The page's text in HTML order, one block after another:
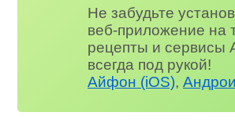
Не забудьте
веб-приложение на
рецепты и сервисы
всегда под рукой!
Айфон (iOS),